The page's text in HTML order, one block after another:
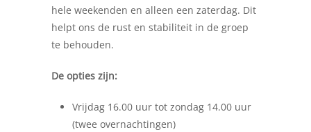
hele weekenden en alleen een zaterdag. Dit
helpt ons de rust en stabiliteit in de groep
te behouden.
De opties zijn:
Vrijdag 16.00 uur tot zondag 14.00 uur
(twee overnachtingen)